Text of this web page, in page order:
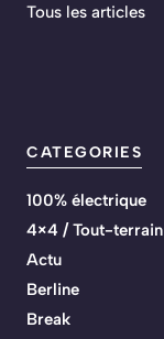
Tous les articles
CATEGORIES
100% électrique
4×4 / Tout-terrain
Actu
Berline
Break